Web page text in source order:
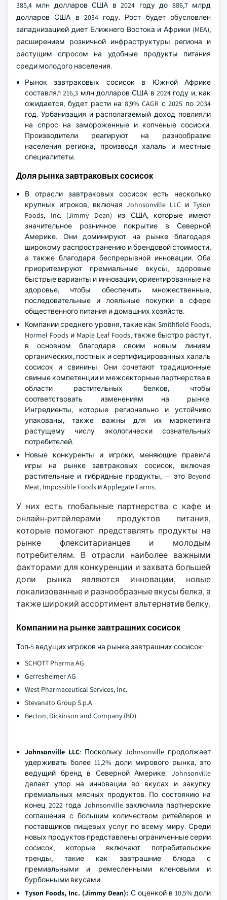
385,4 млн долларов США в 2024 году до 886,7 млрд
долларов США в 2034 году. Рост будет обусловлен
западнизацией диет Ближнего Востока и Африки (MEA),
расширением розничной инфраструктуры региона и
растущим спросом на удобные продукты питания
среди молодого населения.
Рынок завтраковых сосисок в Южной Африке
составлял 216,3 млн долларов США в 2024 году и, как
ожидается, будет расти на 8,9% CAGR с 2025 по 2034
год. Урбанизация и располагаемый доход повлияли
на спрос на замороженные и копченые сосиски.
Производители реагируют на разнообразие
населения региона, производя халаль и местные
специалитеты.
Доля рынка завтраковых сосисок
В отрасли завтраковых сосисок есть несколько
крупных игроков, включая Johnsonville LLC и Tyson
Foods, Inc. (Jimmy Dean) из США, которые имеют
значительное розничное покрытие в Северной
Америке. Они доминируют на рынке благодаря
широкому распространению и брендовой стоимости,
а также благодаря беспрерывной инновации. Оба
приоритезируют премиальные вкусы, здоровые
быстрые варианты и инновации, ориентированные на
здоровье, чтобы обеспечить множественные,
последовательные и лояльные покупки в сфере
общественного питания и домашних хозяйств.
Компании среднего уровня, такие как Smithfield Foods,
Hormel Foods и Maple Leaf Foods, также быстро растут,
в основном благодаря своим новым линиям
органических, постных и сертифицированных халаль
сосисок и свинины. Они сочетают традиционные
свиные компетенции и межсекторные партнерства в
области растительных белков, чтобы
соответствовать изменениям на рынке.
Ингредиенты, которые регионально и устойчиво
упакованы, также важны для их маркетинга
растущему числу экологически сознательных
потребителей.
Новые конкуренты и игроки, меняющие правила
игры на рынке завтраковых сосисок, включая
растительные и гибридные продукты, — это Beyond
Meat, Impossible Foods и Applegate Farms.
У них есть глобальные партнерства с кафе и
онлайн-ритейлерами продуктов питания,
которые помогают представлять продукты на
рынке флекситарианцев и молодым
потребителям. В отрасли наиболее важными
факторами для конкуренции и захвата большей
доли рынка являются инновации, новые
локализованные и разнообразные вкусы белка, а
также широкий ассортимент альтернатив белку.
Компании на рынке завтрашних сосисок
Топ-5 ведущих игроков на рынке завтрашних сосисок:
SCHOTT Pharma AG
Gerresheimer AG
West Pharmaceutical Services, Inc.
Stevanato Group S.p.A
Becton, Dickinson and Company (BD)
Johnsonville LLC: Поскольку Johnsonville продолжает
удерживать более 11,2% доли мирового рынка, это
ведущий бренд в Северной Америке. Johnsonville
делает упор на инновации во вкусах и закупку
премиальных мясных продуктов. По состоянию на
конец 2022 года Johnsonville заключила партнерские
соглашения с большим количеством ритейлеров и
поставщиков пищевых услуг по всему миру. Среди
новых продуктов представлены ограниченные серии
сосисок, которые включают потребительские
тренды, такие как завтрашние блюда с
премиальными и ремесленными кленовыми и
бурбонными вкусами.
Tyson Foods, Inc. (Jimmy Dean): С оценкой в 10,5% доли